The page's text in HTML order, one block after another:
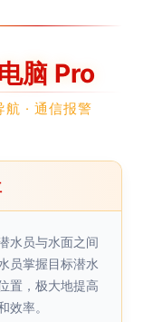
脑 Pro
· 通信报警
水员与水面之间
员掌握目标潜水
置，极大地提高
效率。